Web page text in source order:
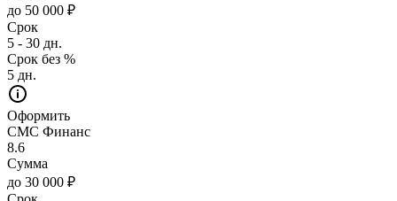
до 50 000 ₽
Срок
5 - 30 дн.
Срок без %
5 дн.
Оформить
СМС Финанс
8.6
Сумма
до 30 000 ₽